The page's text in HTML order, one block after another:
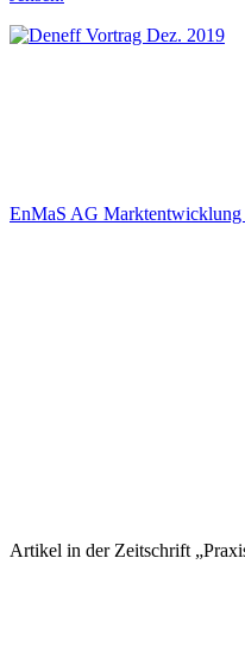
EnMaS AG
Artikel in der Zeitschrift